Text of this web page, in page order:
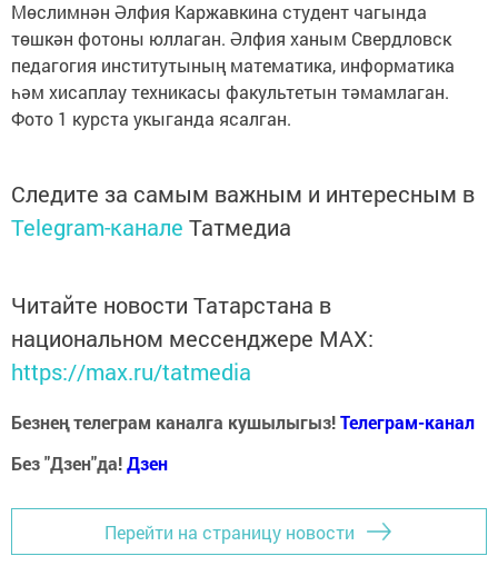
Мөслимнән Әлфия Каржавкина студент чагында
төшкән фотоны юллаган. Әлфия ханым Свердловск
педагогия институтының математика, информатика
һәм хисаплау техникасы факультетын тәмамлаган.
Фото 1 курста укыганда ясалган.
Следите за самым важным и интересным в
Telegram-канале Татмедиа
Читайте новости Татарстана в
национальном мессенджере MАХ:
https://max.ru/tatmedia
Безнең телеграм каналга кушылыгыз!Телеграм-канал
Без "Дзен"да!Дзен
Перейти на страницу новости